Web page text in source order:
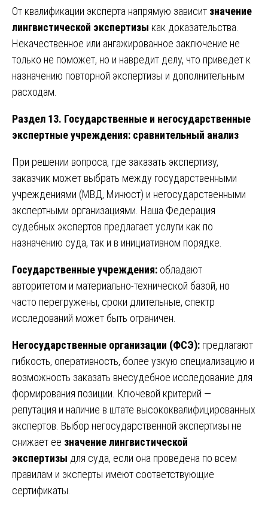
От квалификации эксперта напрямую зависит значение
лингвистической экспертизы как доказательства.
Некачественное или ангажированное заключение не
только не поможет, но и навредит делу, что приведет к
назначению повторной экспертизы и дополнительным
расходам.
Раздел 13. Государственные и негосударственные
экспертные учреждения: сравнительный анализ
При решении вопроса, где заказать экспертизу,
заказчик может выбрать между государственными
учреждениями (МВД, Минюст) и негосударственными
экспертными организациями. Наша Федерация
судебных экспертов предлагает услуги как по
назначению суда, так и в инициативном порядке.
Государственные учреждения: обладают
авторитетом и материально-технической базой, но
часто перегружены, сроки длительные, спектр
исследований может быть ограничен.
Негосударственные организации (ФСЭ): предлагают
гибкость, оперативность, более узкую специализацию и
возможность заказать внесудебное исследование для
формирования позиции. Ключевой критерий —
репутация и наличие в штате высококвалифицированных
экспертов. Выбор негосударственной экспертизы не
снижает ее значение лингвистической
экспертизы для суда, если она проведена по всем
правилам и эксперты имеют соответствующие
сертификаты.